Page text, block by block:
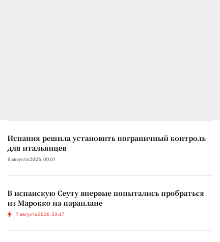
Испания решила установить пограничный контроль
для итальянцев
8 августа 2026, 00:01
В испанскую Сеуту впервые попытались пробраться
из Марокко на параплане
7 августа 2026, 23:47